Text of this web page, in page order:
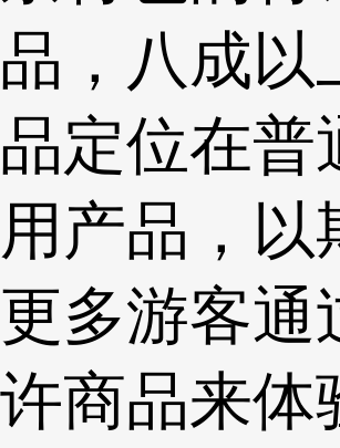
品，八成以
品定位在普
用产品，以
更多游客通
许商品来体